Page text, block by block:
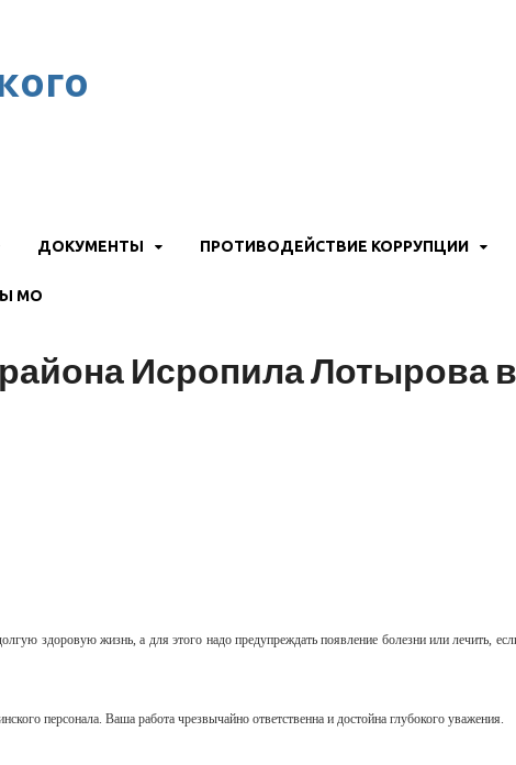
ДОКУМЕНТЫ ПРОТИВОДЕЙСТВИЕ КОРРУПЦИИ
МО
Исропила Лотырова
здоровую жизнь, а для этого надо предупреждать появление болезни или лечить,
персонала. Ваша работа чрезвычайно ответственна и достойна глубокого уважения.